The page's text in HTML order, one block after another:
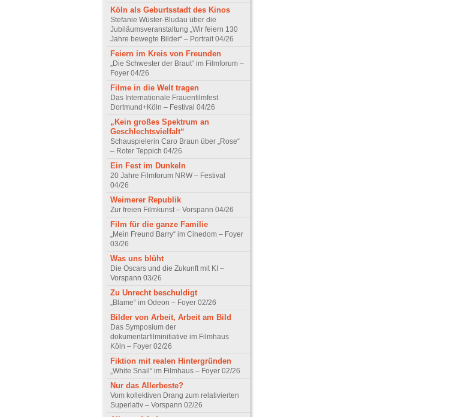
Köln als Geburtsstadt des Kinos
Stefanie Wüster-Bludau über die
Jubiläumsveranstaltung „Wir feiern 130
Jahre bewegte Bilder“ – Portrait 04/26
Feiern im Kreis von Freunden
„Die Schwester der Braut“ im Filmforum –
Foyer 04/26
Filme in die Welt tragen
Das Internationale Frauenfilmfest
Dortmund+Köln – Festival 04/26
„Kein großes Spektrum an
Geschlechtsvielfalt“
Schauspielerin Caro Braun über „Rose“
– Roter Teppich 04/26
Ein Fest im Dunkeln
20 Jahre Filmforum NRW – Festival
04/26
Weimerer Republik
Zur freien Filmkunst – Vorspann 04/26
Film für die ganze Familie
„Mein Freund Barry“ im Cinedom – Foyer
03/26
Was uns blüht
Die Oscars und die Zukunft mit KI –
Vorspann 03/26
Zu Unrecht beschuldigt
„Blame“ im Odeon – Foyer 02/26
Bilder von Arbeit, Arbeit am Bild
Das Symposium der
dokumentarfilminitiative im Filmhaus
Köln – Foyer 02/26
Fiktion mit realen Hintergründen
„White Snail“ im Filmhaus – Foyer 02/26
Nur das Allerbeste?
Vom kollektiven Drang zum relativierten
Superlativ – Vorspann 02/26